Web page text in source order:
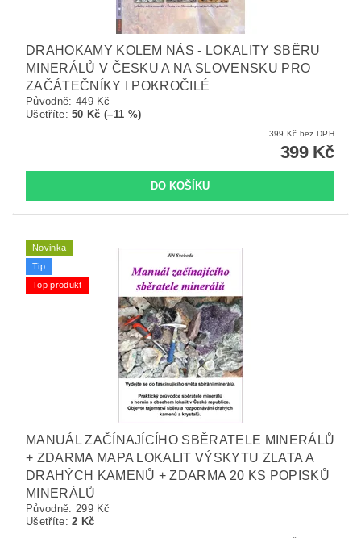
DRAHOKAMY KOLEM NÁS - LOKALITY SBĚRU
MINERÁLŮ V ČESKU A NA SLOVENSKU PRO
ZAČÁTEČNÍKY I POKROČILÉ
Původně: 449 Kč
Ušetříte:50 Kč (–11 %)
399 Kč bez DPH
399 Kč
Novinka
Tip
Top produkt
MANUÁL ZAČÍNAJÍCÍHO SBĚRATELE MINERÁLŮ
+ ZDARMA MAPA LOKALIT VÝSKYTU ZLATA A
DRAHÝCH KAMENŮ + ZDARMA 20 KS POPISKŮ
MINERÁLŮ
Původně: 299 Kč
Ušetříte:2 Kč